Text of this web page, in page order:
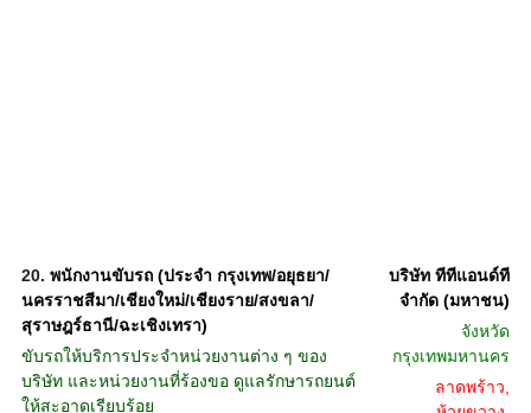
20. พนักงานขับรถ (ประจำ กรุงเทพ/อยุธยา/
นครราชสีมา/เชียงใหม่/เชียงราย/สงขลา/
สุราษฎร์ธานี/ฉะเชิงเทรา)
ขับรถให้บริการประจำหน่วยงานต่าง ๆ ของ
บริษัท และหน่วยงานที่ร้องขอ ดูแลรักษารถยนต์
ให้สะอาดเรียบร้อย
บริษัท ทีทีแอนด์ที
จำกัด (มหาชน)
จังหวัด
กรุงเทพมหานคร
ลาดพร้าว,